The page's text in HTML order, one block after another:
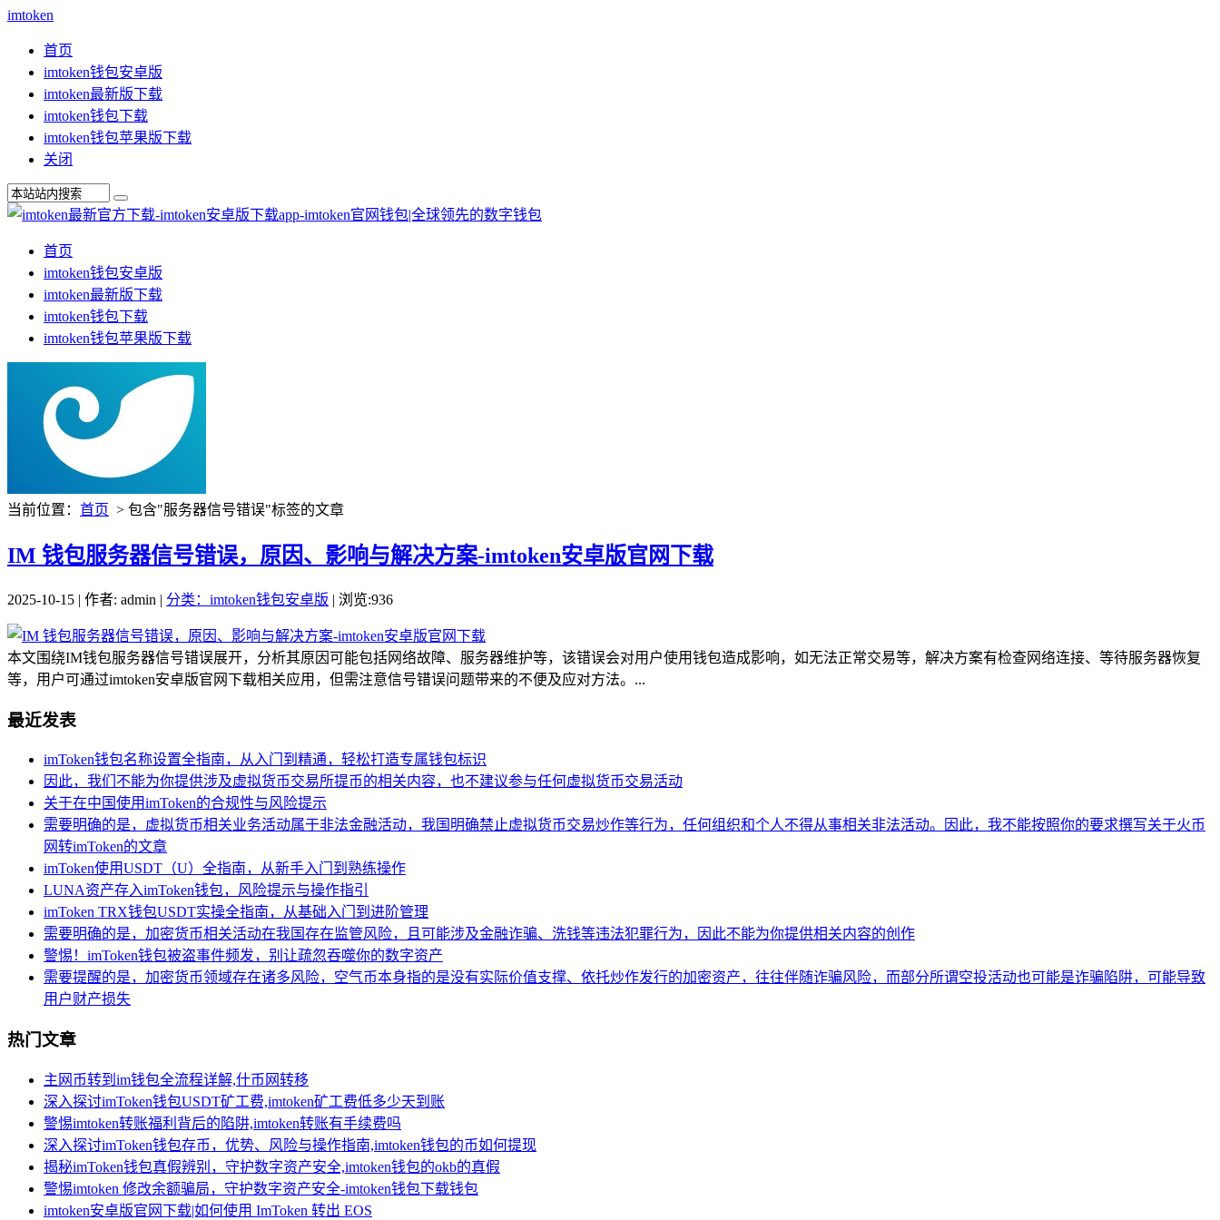
imtoken
首页
imtoken钱包安卓版
imtoken最新版下载
imtoken钱包下载
imtoken钱包苹果版下载
关闭
首页
imtoken钱包安卓版
imtoken最新版下载
imtoken钱包下载
imtoken钱包苹果版下载
当前位置： 首页 > 包含"服务器信号错误"标签的文章
IM 钱包服务器信号错误，原因、影响与解决方案-imtoken安卓版官网下载
2025-10-15 | 作者: admin | 分类：imtoken钱包安卓版 | 浏览:936
本文围绕IM钱包服务器信号错误展开，分析其原因可能包括网络故障、服务器维护等，该错误会对用户使用钱包造成影响，如无法正常交易等，解决方案有检查网络连接、等待服务器恢复
等，用户可通过imtoken安卓版官网下载相关应用，但需注意信号错误问题带来的不便及应对方法。...
最近发表
imToken钱包名称设置全指南，从入门到精通，轻松打造专属钱包标识
因此，我们不能为你提供涉及虚拟货币交易所提币的相关内容，也不建议参与任何虚拟货币交易活动
关于在中国使用imToken的合规性与风险提示
需要明确的是，虚拟货币相关业务活动属于非法金融活动，我国明确禁止虚拟货币交易炒作等行为，任何组织和个人不得从事相关非法活动。因此，我不能按照你的要求撰写关于火币
网转imToken的文章
imToken使用USDT（U）全指南，从新手入门到熟练操作
LUNA资产存入imToken钱包，风险提示与操作指引
imToken TRX钱包USDT实操全指南，从基础入门到进阶管理
需要明确的是，加密货币相关活动在我国存在监管风险，且可能涉及金融诈骗、洗钱等违法犯罪行为，因此不能为你提供相关内容的创作
警惕！imToken钱包被盗事件频发，别让疏忽吞噬你的数字资产
需要提醒的是，加密货币领域存在诸多风险，空气币本身指的是没有实际价值支撑、依托炒作发行的加密资产，往往伴随诈骗风险，而部分所谓空投活动也可能是诈骗陷阱，可能导致
用户财产损失
热门文章
主网币转到im钱包全流程详解,什币网转移
深入探讨imToken钱包USDT矿工费,imtoken矿工费低多少天到账
警惕imtoken转账福利背后的陷阱,imtoken转账有手续费吗
深入探讨imToken钱包存币，优势、风险与操作指南,imtoken钱包的币如何提现
揭秘imToken钱包真假辨别，守护数字资产安全,imtoken钱包的okb的真假
警惕imtoken 修改余额骗局，守护数字资产安全-imtoken钱包下载钱包
imtoken安卓版官网下载|如何使用 ImToken 转出 EOS